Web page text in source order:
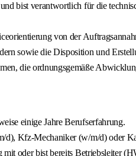
bist verantwortlich für die
von der
sowie die Disposition und
die ordnungsgemäße
einige Jahre Berufserfahrung.
Kfz-Mechaniker (w/m/d) oder
oder bist bereits Betriebsleiter